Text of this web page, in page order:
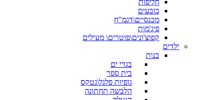
חליפות
כובעים
מכנסיים\דגמ"ח
פיג'מות
קפוצ'ונים\פוטרים\ מעילים
ילדים
בנות
בגדי ים
בית ספר
גופיות פלנל\גטקס
הלבשה תחתונה